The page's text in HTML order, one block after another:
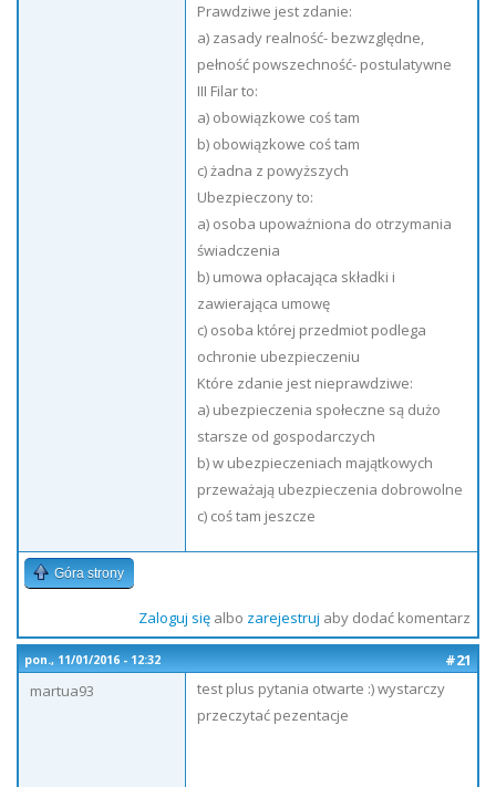
Prawdziwe jest zdanie:
a) zasady realność- bezwzględne,
pełność powszechność- postulatywne
III Filar to:
a) obowiązkowe coś tam
b) obowiązkowe coś tam
c) żadna z powyższych
Ubezpieczony to:
a) osoba upoważniona do otrzymania
świadczenia
b) umowa opłacająca składki i
zawierająca umowę
c) osoba której przedmiot podlega
ochronie ubezpieczeniu
Które zdanie jest nieprawdziwe:
a) ubezpieczenia społeczne są dużo
starsze od gospodarczych
b) w ubezpieczeniach majątkowych
przeważają ubezpieczenia dobrowolne
c) coś tam jeszcze
Góra strony
Zaloguj sięalbo zarejestruj aby dodać komentarz
pon., 11/01/2016 - 12:32
#21
martua93
test plus pytania otwarte :) wystarczy
przeczytać pezentacje